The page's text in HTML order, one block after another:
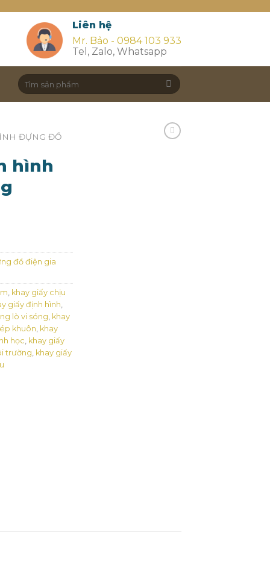
Liên hệ
Mr. Bảo - 0984 103 933
Tel, Zalo, Whatsapp
Search
for:
ĐỰNG ĐỒ
hình
đồ điện gia
khay giấy chịu
giấy định hình
lò vi sóng khay
khuôn khay
học khay giấy
trường khay giấy